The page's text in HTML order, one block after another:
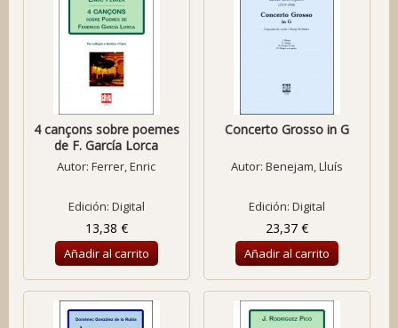
4 cançons sobre poemes
de F. García Lorca
Autor:Ferrer, Enric
Edición: Digital
13,38 €
Añadir al carrito
Concerto Grosso in G
Autor: Benejam, Lluís
Edición: Digital
23,37 €
Añadir al carrito